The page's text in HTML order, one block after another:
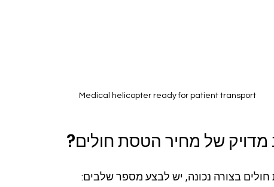
Medical helicopter ready for patient transport
מדויק של מחיר הטסת חולים?
בצורה נכונה, יש לבצע מספר שלבים: